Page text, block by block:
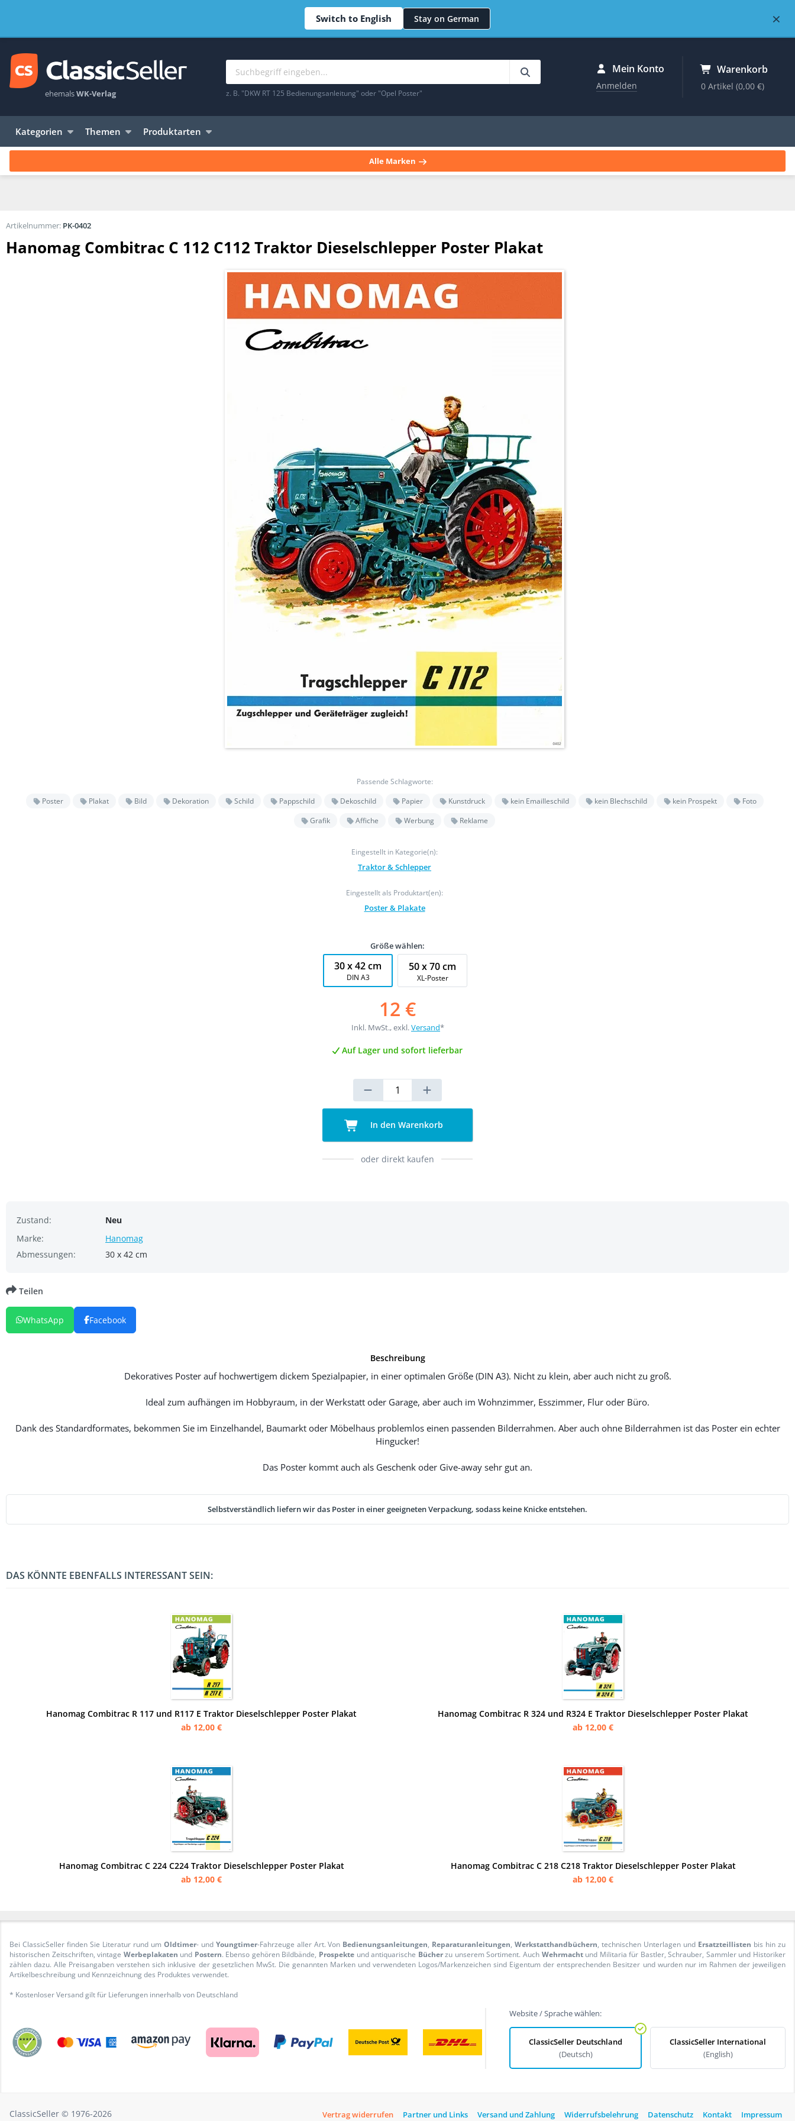
Switch to English Stay on German ×
ehemalsWK-Verlag z. B. "DKW RT 125 Bedienungsanleitung" oder "Opel Poster"
Mein Konto
Anmelden
Warenkorb
0 Artikel(0,00 €)
Kategorien Themen Produktarten
Alle Marken
Hanomag Combitrac C 112 C112 Traktor Dieselschlepper Poster Plakat
Passende Schlagworte:
Poster
Plakat Bild Dekoration Schild Pappschild Dekoschild Papier Kunstdruck kein Emailleschild kein Blechschild kein Prospekt
Foto
Grafik
Affiche Werbung Reklame
Eingestellt in Kategorie(n):
Traktor & Schlepper
Eingestellt als Produktart(en):
Poster & Plakate
Artikelnummer: PK-0402
Größe wählen:
30 x 42 cm
DIN A3
50 x 70 cm
XL-Poster
12 €
Inkl. MwSt., exkl.Versand*
Auf Lager und sofort lieferbar
In den Warenkorb
oder direkt kaufen
Zustand:
Neu
Marke:
Hanomag
Abmessungen:
30 x 42 cm
Beschreibung
Dekoratives Poster auf hochwertigem dickem Spezialpapier, in einer optimalen Größe (DIN A3). Nicht zu klein, aber auch nicht zu groß.
Ideal zum aufhängen im Hobbyraum, in der Werkstatt oder Garage, aber auch im Wohnzimmer, Esszimmer, Flur oder Büro.
Dank des Standardformates, bekommen Sie im Einzelhandel, Baumarkt oder Möbelhaus problemlos einen passenden Bilderrahmen. Aber auch ohne Bilderrahmen ist das Poster ein echter
Hingucker!
Das Poster kommt auch als Geschenk oder Give-away sehr gut an.
Selbstverständlich liefern wir das Poster in einer geeigneten Verpackung, sodass keine Knicke entstehen.
Teilen
WhatsApp Facebook
DAS KÖNNTE EBENFALLS INTERESSANT SEIN:
Hanomag Combitrac R 117 und R117 E Traktor Dieselschlepper Poster Plakat
ab 12,00 €
Hanomag Combitrac R 324 und R324 E Traktor Dieselschlepper Poster Plakat
ab 12,00 €
Hanomag Combitrac C 224 C224 Traktor Dieselschlepper Poster Plakat
ab 12,00 €
Hanomag Combitrac C 218 C218 Traktor Dieselschlepper Poster Plakat
ab 12,00 €
Bei ClassicSeller finden Sie Literatur rund um Oldtimer- und Youngtimer-Fahrzeuge aller Art. Von Bedienungsanleitungen, Reparaturanleitungen,Werkstatthandbüchern, technischen Unterlagen und Ersatzteillisten bis hin zu
historischen Zeitschriften, vintage Werbeplakaten und Postern. Ebenso gehören Bildbände, Prospekte und antiquarische Bücherzu unserem Sortiment. Auch Wehrmachtund Militaria für Bastler, Schrauber, Sammler und Historiker
zählen dazu. Alle Preisangaben verstehen sich inklusive der gesetzlichen MwSt. Die genannten Marken und verwendeten Logos/Markenzeichen sind Eigentum der entsprechenden Besitzer und wurden nur im Rahmen der jeweiligen
Artikelbeschreibung und Kennzeichnung des Produktes verwendet.
* Kostenloser Versand gilt für Lieferungen innerhalb von Deutschland
Website / Sprache wählen:
ClassicSeller Deutschland
(Deutsch)
ClassicSeller International
(English)
ClassicSeller © 1976-2026 Vertrag widerrufen Partner und Links Versand und Zahlung Widerrufsbelehrung Datenschutz Kontakt Impressum